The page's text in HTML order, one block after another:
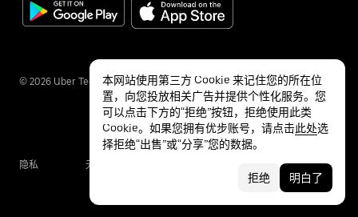
© 2026 Uber Technologies Inc.
隐私 无障碍服务
本网站使用第三方 Cookie 来记住您的所在位
置，向您投放相关广告并提供个性化服务。您
可以点击下方的“拒绝”按钮，拒绝使用此类
Cookie。如果您拥有优步账号，请点击此处选
择拒绝“出售”或“分享”您的数据。
拒绝 明白了